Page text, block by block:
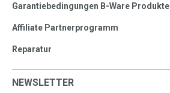
Garantiebedingungen B-Ware Produkte
Affiliate Partnerprogramm
Reparatur
NEWSLETTER